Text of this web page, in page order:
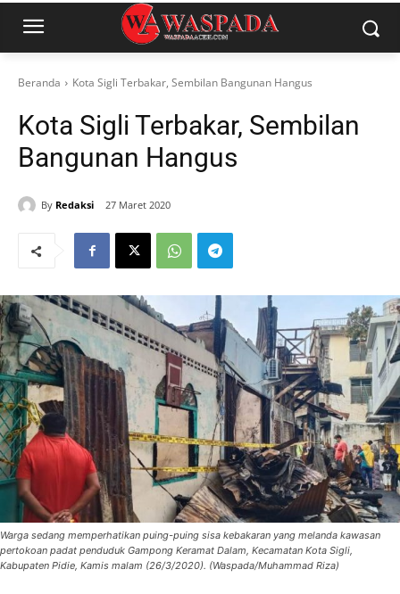
Beranda Kota Sigli Terbakar, Sembilan Bangunan Hangus
Kota Sigli Terbakar, Sembilan
Bangunan Hangus
By Redaksi 27 Maret 2020
Warga sedang memperhatikan puing-puing sisa kebakaran yang melanda kawasan
pertokoan padat penduduk Gampong Keramat Dalam, Kecamatan Kota Sigli,
Kabupaten Pidie, Kamis malam (26/3/2020). (Waspada/Muhammad Riza)